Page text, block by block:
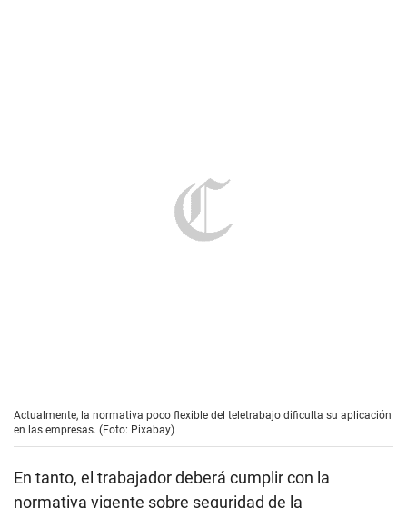
datos, así como guardar confidencialidad de la
información proporcionada por el empleador para la
prestación de servicios. También deberán acatar las
medidas y condiciones de seguridad y salud en el